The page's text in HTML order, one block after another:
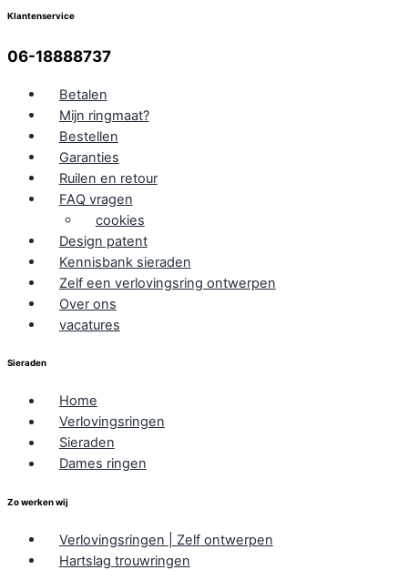
Klantenservice
06-18888737
Betalen
Mijn ringmaat?
Bestellen
Garanties
Ruilen en retour
FAQ vragen
cookies
Design patent
Kennisbank sieraden
Zelf een verlovingsring ontwerpen
Over ons
vacatures
Sieraden
Home
Verlovingsringen
Sieraden
Dames ringen
Zo werken wij
Verlovingsringen | Zelf ontwerpen
Hartslag trouwringen